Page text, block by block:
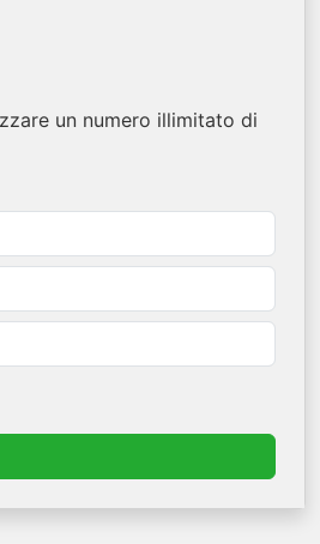
un numero illimitato di